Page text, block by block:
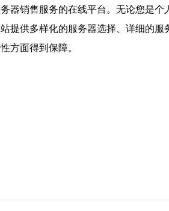
器销售服务的在线平台。无论您是
提供多样化的服务器选择、详细的
方面得到保障。